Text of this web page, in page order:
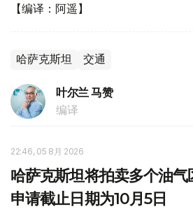
【编译：阿遥】
哈萨克斯坦 交通
叶尔兰 马赞
编译
22:46, 05 8月 2026
哈萨克斯坦将拍卖多个油
申请截止日期为10月5日